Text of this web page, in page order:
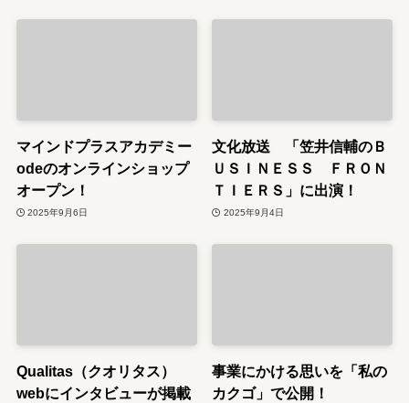
マインドプラスアカデミー
odeのオンラインショップ
オープン！
2025年9月6日
文化放送 「笠井信輔のＢ
ＵＳＩＮＥＳＳ ＦＲＯＮ
ＴＩＥＲＳ」に出演！
2025年9月4日
Qualitas（クオリタス）
webにインタビューが掲載
事業にかける思いを「私の
カクゴ」で公開！